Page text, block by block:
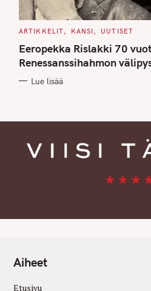
C
T
E
G
O
I
ARTIKKELIT KANSI UUTISET
Eeropekka Rislakki 70
Renessanssihahmon
Lue lisää
Aiheet
Etusivu